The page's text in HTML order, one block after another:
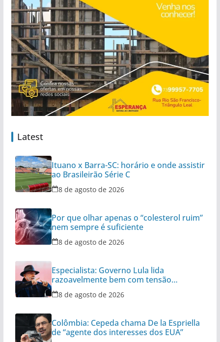
Latest
Ituano x Barra-SC: horário e onde assistir
ao Brasileirão Série C
8 de agosto de 2026
Por que olhar apenas o “colesterol ruim”
nem sempre é suficiente
8 de agosto de 2026
Especialista: Governo Lula lida
razoavelmente bem com tensão
diplomática
8 de agosto de 2026
Colômbia: Cepeda chama De la Espriella
de “agente dos interesses dos EUA”